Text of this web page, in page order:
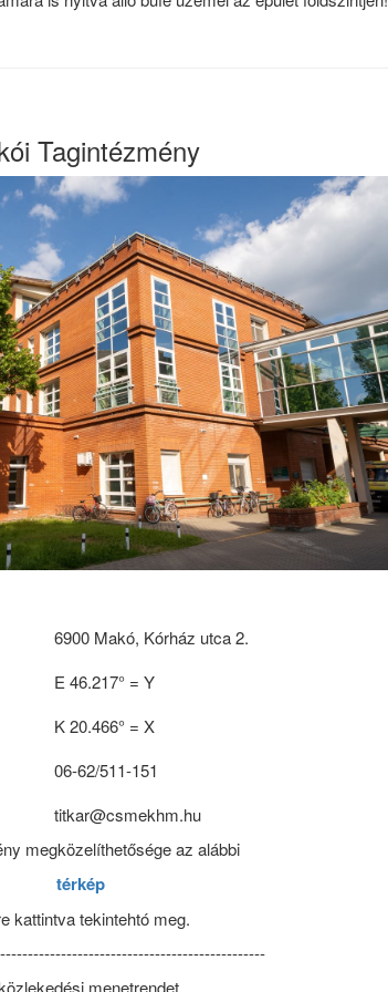
Tagintézmény
6900 Makó, Kórház utca 2.
E 46.217° = Y
K 20.466° = X
06-62/511-151
titkar@csmekhm.hu
megközelíthetősége az alábbi
térkép
kattintva tekintehtó meg.
menetrendet